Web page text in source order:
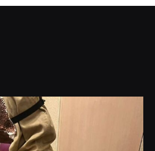
dobryhorror
Lis 1